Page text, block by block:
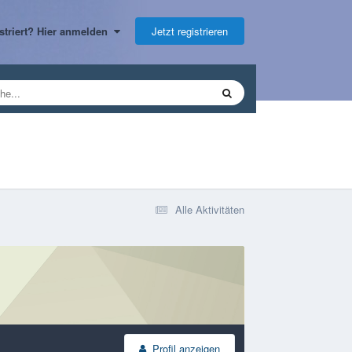
Hier anmelden Jetzt registrieren
Alle Aktivitäten
Profil anzeigen